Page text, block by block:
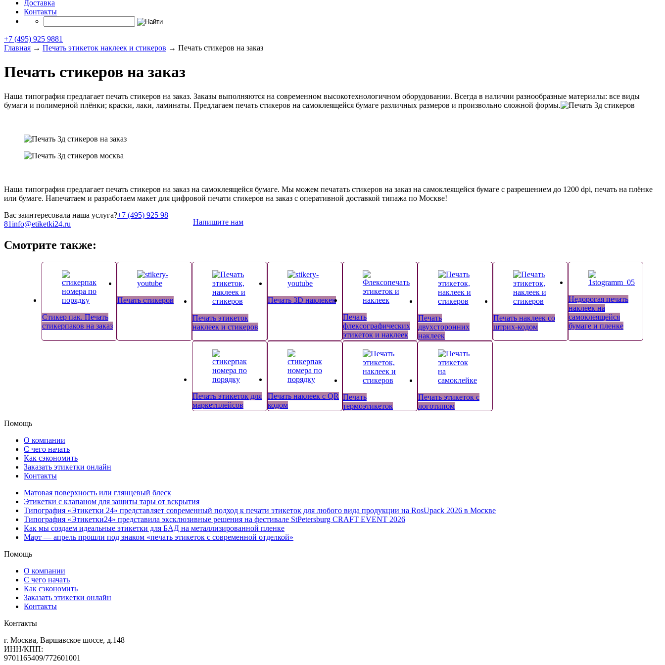
Доставка
Контакты
+7 (495) 925 9881
Главная → Печать этикеток наклеек и стикеров → Печать стикеров на заказ
Печать стикеров на заказ
Наша типография предлагает печать стикеров на заказ. Заказы выполняются на современном высокотехнологичном оборудовании. Всегда в наличии разнообразные материалы: все виды
бумаги и полимерной плёнки; краски, лаки, ламинаты. Предлагаем печать стикеров на самоклеящейся бумаге различных размеров и произвольно сложной формы.
Наша типография предлагает печать стикеров на заказ на самоклеящейся бумаге. Мы можем печатать стикеров на заказ на самоклеящейся бумаге с разрешением до 1200 dpi, печать на плёнке
или бумаге. Напечатаем и разработаем макет для цифровой печати стикеров на заказ с оперативной доставкой типажа по Москве!
Вас заинтересовала наша услуга?+7 (495) 925 98
81info@etiketki24.ru Напишите нам
Смотрите также:
Стикер пак. Печать
стикерпаков на заказ
Печать стикеров
Печать этикеток
наклеек и стикеров
Печать 3D наклекек
Печать
флексографических
этикеток и наклеек
Печать
двухсторонних
наклеек
Печать наклеек со
штрих-кодом
Недорогая печать
наклеек на
самоклеящейся
бумаге и пленке
Печать этикеток для
маркетплейсов
Печать наклеек с QR
кодом
Печать
термоэтикеток
Печать этикеток с
логотипом
Помощь
О компании
С чего начать
Как сэкономить
Заказать этикетки онлайн
Контакты
Матовая поверхность или глянцевый блеск
Этикетки с клапаном для защиты тары от вскрытия
Типография «Этикетки 24» представляет современный подход к печати этикеток для любого вида продукции на RosUpack 2026 в Москве
Типография «Этикетки24» представила эксклюзивные решения на фестивале StPetersburg CRAFT EVENT 2026
Как мы создаем идеальные этикетки для БАД на металлизированной пленке
Март — апрель прошли под знаком «печать этикеток с современной отделкой»
Помощь
О компании
С чего начать
Как сэкономить
Заказать этикетки онлайн
Контакты
Контакты
г. Москва, Варшавское шоссе, д.148
ИНН/КПП:
9701165409/772601001